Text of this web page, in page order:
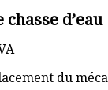
d’eau
du